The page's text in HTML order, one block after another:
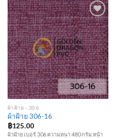
Add to
Wishlist
ผ้าฝ้าย - 306
ผ้าฝ้าย 306-16
฿125.00
ผ้าฝ้าย เบอร์ 306 ความหนา 480 กรัม หน้า